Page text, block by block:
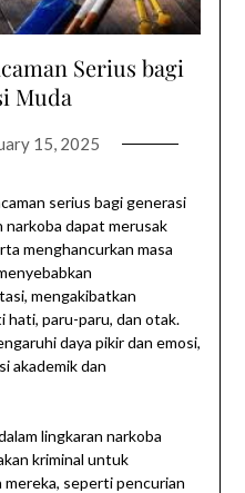
Serius bagi
Muda
15, 2025
serius bagi generasi
narkoba dapat merusak
menghancurkan masa
mengakibatkan
paru-paru, dan otak.
daya pikir dan emosi,
akademik dan
lingkaran narkoba
kriminal untuk
seperti pencurian